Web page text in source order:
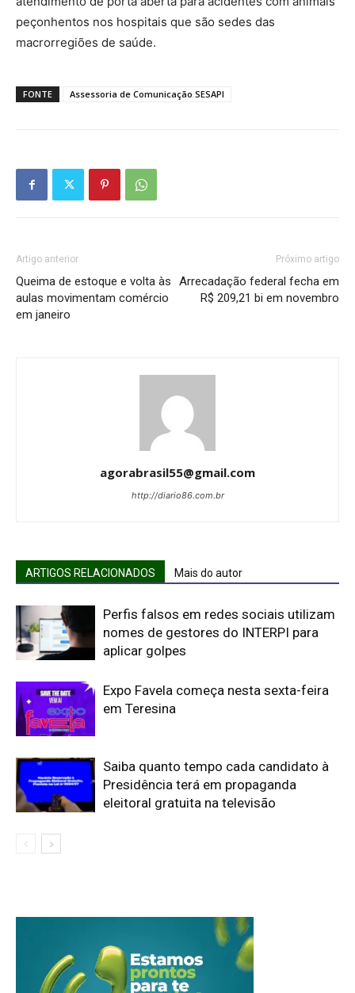
peçonhentos nos hospitais que são sedes das
macrorregiões de saúde.
FONTE Assessoria de Comunicação SESAPI
Artigo anterior
Queima de estoque e volta às
aulas movimentam comércio
em janeiro
Próximo artigo
Arrecadação federal fecha em
R$ 209,21 bi em novembro
agorabrasil55@gmail.com
http://diario86.com.br
ARTIGOS RELACIONADOS Mais do autor
Perfis falsos em redes sociais utilizam
nomes de gestores do INTERPI para
aplicar golpes
Expo Favela começa nesta sexta-feira
em Teresina
Saiba quanto tempo cada candidato à
Presidência terá em propaganda
eleitoral gratuita na televisão